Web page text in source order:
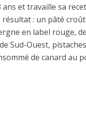
et travaille sa
: un pâté
en label rouge,
Sud-Ouest,
de canard au